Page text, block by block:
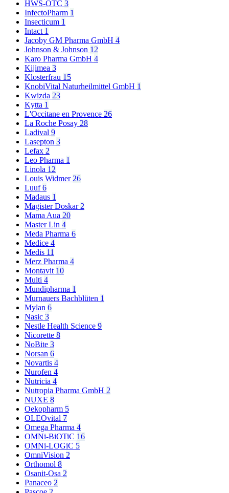
HWS-OTC 3
InfectoPharm 1
Insecticum 1
Intact 1
Jacoby GM Pharma GmbH 4
Johnson & Johnson 12
Karo Pharma GmbH 4
Kijimea 3
Klosterfrau 15
KnobiVital Naturheilmittel GmbH 1
Kwizda 23
Kytta 1
L'Occitane en Provence 26
La Roche Posay 28
Ladival 9
Lasepton 3
Lefax 2
Leo Pharma 1
Linola 12
Louis Widmer 26
Luuf6
Madaus 1
Magister Doskar 2
Mama Aua 20
Master Lin 4
Meda Pharma 6
Medice 4
Medis 11
Merz Pharma 4
Montavit 10
Multi 4
Mundipharma 1
Murnauers Bachblüten 1
Mylan 6
Nasic 3
Nestle Health Science 9
Nicorette 8
NoBite 3
Norsan 6
Novartis 4
Nurofen 4
Nutricia 4
Nutropia Pharma GmbH 2
NUXE 8
Oekopharm 5
OLEOvital 7
Omega Pharma 4
OMNi-BiOTiC 16
OMNi-LOGiC 5
OmniVision 2
Orthomol 8
Osanit-Osa 2
Panaceo 2